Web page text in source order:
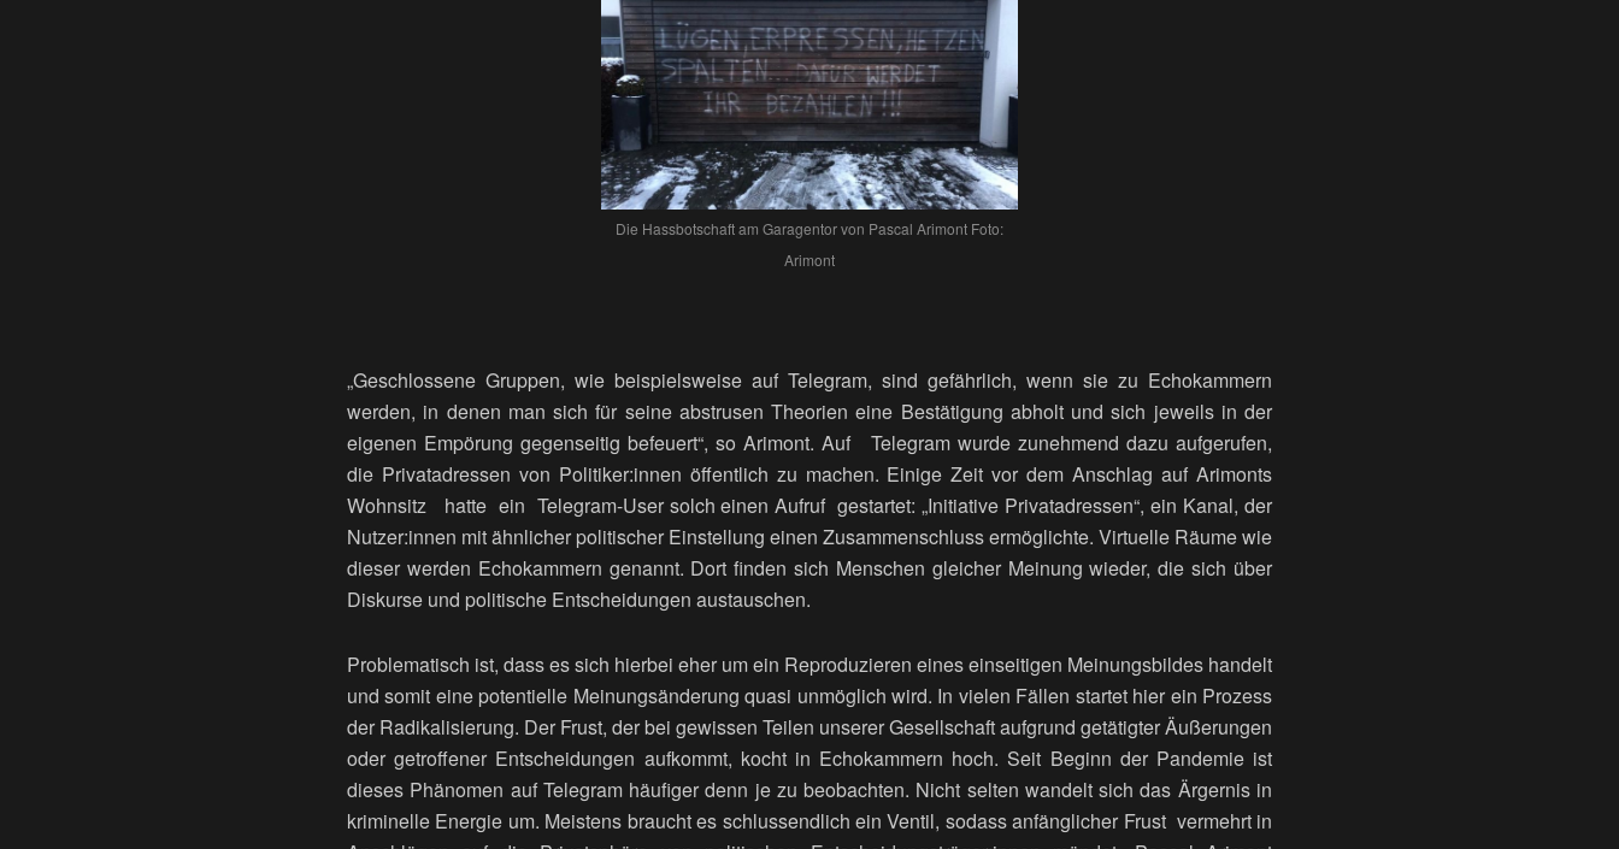
Die Hassbotschaft am Garagentor von Pascal Arimont Foto:
Arimont
„Geschlossene Gruppen, wie beispielsweise auf Telegram, sind gefährlich, wenn sie zu Echokammern
werden, in denen man sich für seine abstrusen Theorien eine Bestätigung abholt und sich jeweils in der
eigenen Empörung gegenseitig befeuert“, so Arimont. Auf Telegram wurde zunehmend dazu aufgerufen,
die Privatadressen von Politiker:innen öffentlich zu machen. Einige Zeit vor dem Anschlag auf Arimonts
Wohnsitz hatte ein Telegram-User solch einen Aufruf gestartet: „Initiative Privatadressen“, ein Kanal, der
Nutzer:innen mit ähnlicher politischer Einstellung einen Zusammenschluss ermöglichte. Virtuelle Räume wie
dieser werden Echokammern genannt. Dort finden sich Menschen gleicher Meinung wieder, die sich über
Diskurse und politische Entscheidungen austauschen.
Problematisch ist, dass es sich hierbei eher um ein Reproduzieren eines einseitigen Meinungsbildes handelt
und somit eine potentielle Meinungsänderung quasi unmöglich wird. In vielen Fällen startet hier ein Prozess
der Radikalisierung. Der Frust, der bei gewissen Teilen unserer Gesellschaft aufgrund getätigter Äußerungen
oder getroffener Entscheidungen aufkommt, kocht in Echokammern hoch. Seit Beginn der Pandemie ist
dieses Phänomen auf Telegram häufiger denn je zu beobachten. Nicht selten wandelt sich das Ärgernis in
kriminelle Energie um. Meistens braucht es schlussendlich ein Ventil, sodass anfänglicher Frust vermehrt in